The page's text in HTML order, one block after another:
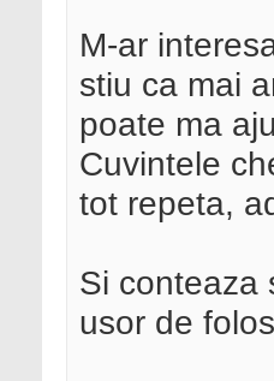
M-ar
stiu ca mai
poate ma
Cuvintele
tot repeta,
Si conteaza
usor de